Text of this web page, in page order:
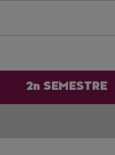
2n SEMESTRE